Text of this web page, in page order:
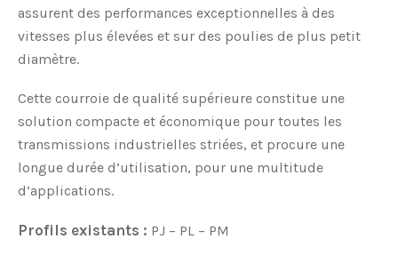
assurent des performances exceptionnelles à des
vitesses plus élevées et sur des poulies de plus petit
diamètre.
Cette courroie de qualité supérieure constitue une
solution compacte et économique pour toutes les
transmissions industrielles striées, et procure une
longue durée d’utilisation, pour une multitude
d’applications.
Profils existants : PJ – PL – PM